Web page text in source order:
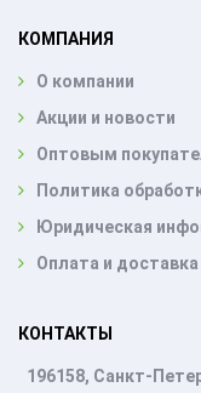
КОМПАНИЯ
О компании
Акции и новости
Оптовым
Политика
Юридическая
Оплата и доставка
КОНТАКТЫ
196158, Санкт-